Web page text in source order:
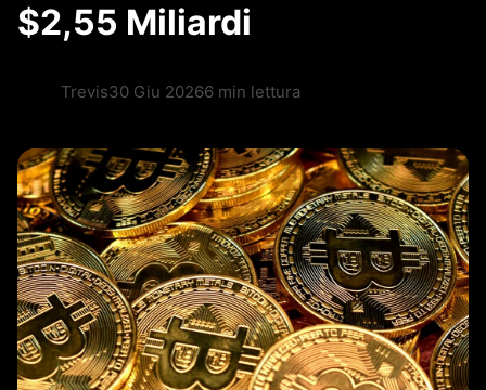
$2,55 Miliardi
Trevis30 Giu 20266 min lettura